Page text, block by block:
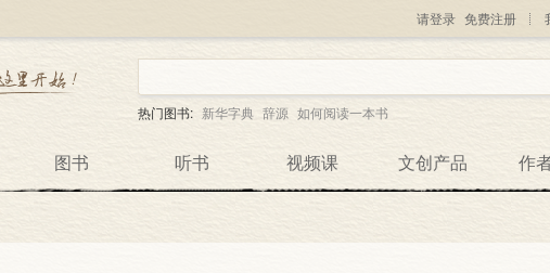
请登录 免费注册
热门图书: 新华字典 辞源 如何阅读一本书
图书 听书 视频课 文创产品 作